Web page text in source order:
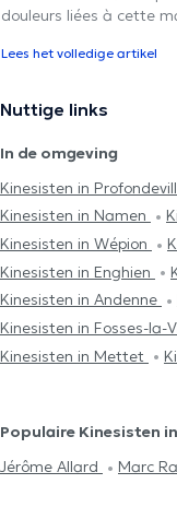
douleurs liées à cette
Lees het volledige artikel
Nuttige links
In de omgeving
Kinesisten in
Kinesisten in Namen
Kinesisten in Wépion
Kinesisten in Enghien
Kinesisten in Andenne
Kinesisten in Fosses-la-
Kinesisten in Mettet
Populaire Kinesisten
Jérôme Allard
Marc